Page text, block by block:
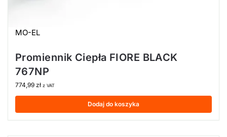
MO-EL
Promiennik Ciepła FIORE BLACK
767NP
774,99 zł z VAT
Dodaj do koszyka